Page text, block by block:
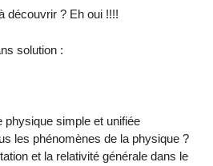
découvrir ? Eh oui !!!!
solution :
physique simple et unifiée
les phénomènes de la physique ?
et la relativité générale dans le